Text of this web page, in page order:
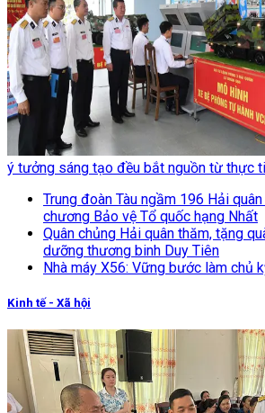
ý tưởng sáng tạo đều bắt nguồn từ thực
Trung đoàn Tàu ngầm 196 Hải
chương Bảo vệ Tổ quốc hạng Nhất
Quân chủng Hải quân thăm, tặng
dưỡng thương binh Duy Tiên
Nhà máy X56: Vững bước làm chủ
Kinh tế - Xã hội